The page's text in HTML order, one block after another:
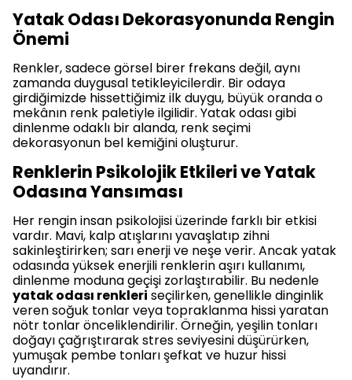
Yatak Odası Dekorasyonunda Rengin
Önemi
Renkler, sadece görsel birer frekans değil, aynı
zamanda duygusal tetikleyicilerdir. Bir odaya
girdiğimizde hissettiğimiz ilk duygu, büyük oranda o
mekânın renk paletiyle ilgilidir. Yatak odası gibi
dinlenme odaklı bir alanda, renk seçimi
dekorasyonun bel kemiğini oluşturur.
Renklerin Psikolojik Etkileri ve Yatak
Odasına Yansıması
Her rengin insan psikolojisi üzerinde farklı bir etkisi
vardır. Mavi, kalp atışlarını yavaşlatıp zihni
sakinleştirirken; sarı enerji ve neşe verir. Ancak yatak
odasında yüksek enerjili renklerin aşırı kullanımı,
dinlenme moduna geçişi zorlaştırabilir. Bu nedenle
yatak odası renkleri seçilirken, genellikle dinginlik
veren soğuk tonlar veya topraklanma hissi yaratan
nötr tonlar önceliklendirilir. Örneğin, yeşilin tonları
doğayı çağrıştırarak stres seviyesini düşürürken,
yumuşak pembe tonları şefkat ve huzur hissi
uyandırır.